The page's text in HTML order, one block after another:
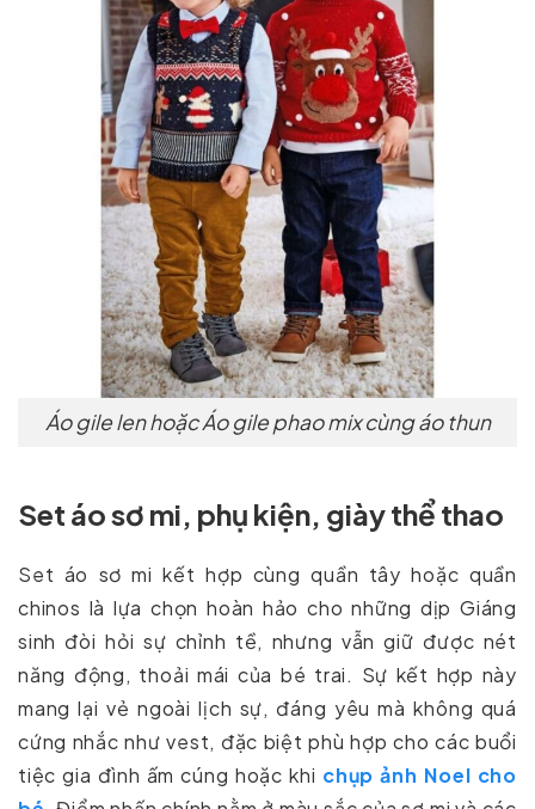
Áo gile len hoặc Áo gile phao mix cùng áo thun
Set áo sơ mi, phụ kiện, giày thể thao
Set áo sơ mi kết hợp cùng quần tây hoặc quần
chinos là lựa chọn hoàn hảo cho những dịp Giáng
sinh đòi hỏi sự chỉnh tề, nhưng vẫn giữ được nét
năng động, thoải mái của bé trai. Sự kết hợp này
mang lại vẻ ngoài lịch sự, đáng yêu mà không quá
cứng nhắc như vest, đặc biệt phù hợp cho các buổi
tiệc gia đình ấm cúng hoặc khi chụp ảnh Noel cho